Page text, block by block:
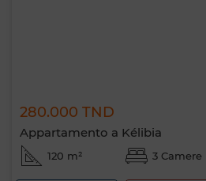
280.000 TND
Appartamento a Kélibia
120 m² 3 Camere